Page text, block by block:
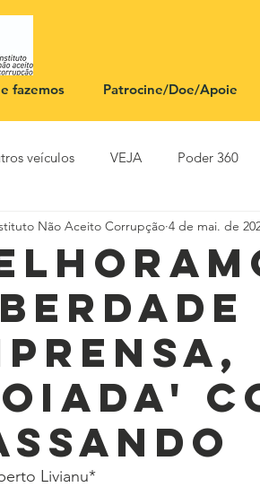
fazemos Patrocine/Doe/Apoie
veículos VEJA Poder 360
CEID SBT News Rádio
Não Aceito Corrupção 4 de mai. de
Livianu*